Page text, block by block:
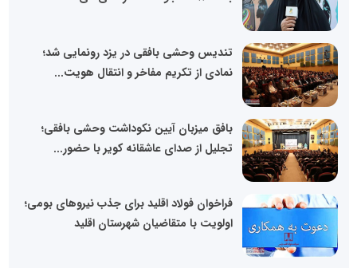
تندیس وحشی بافقی در یزد رونمایی شد؛
نمادی از تکریم مفاخر و انتقال هویت...
بافق میزبان آیین نکوداشت وحشی بافقی؛
تجلیل از صدای عاشقانه کویر با حضور...
فراخوان فولاد اقلید برای جذب نیروهای بومی؛
اولویت با متقاضیان شهرستان اقلید